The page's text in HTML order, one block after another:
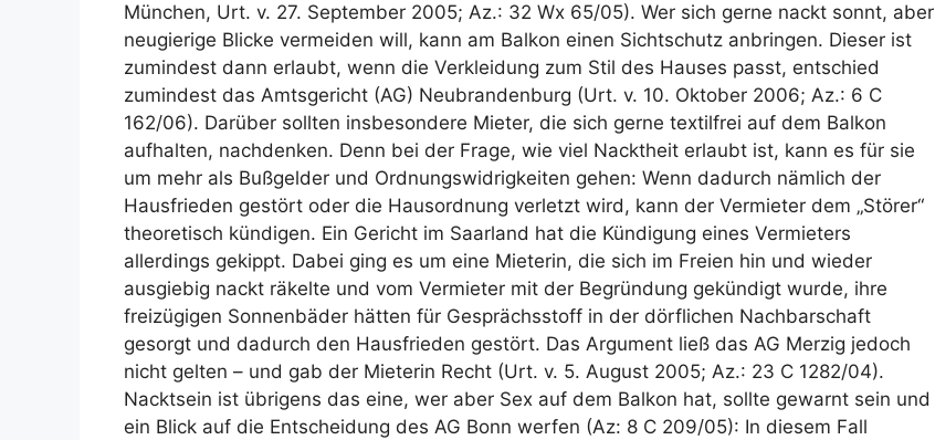
München, Urt. v. 27. September 2005; Az.: 32 Wx 65/05). Wer sich gerne nackt sonnt, aber
neugierige Blicke vermeiden will, kann am Balkon einen Sichtschutz anbringen. Dieser ist
zumindest dann erlaubt, wenn die Verkleidung zum Stil des Hauses passt, entschied
zumindest das Amtsgericht (AG) Neubran­denburg (Urt. v. 10. Oktober 2006; Az.: 6 C
162/06). Darüber sollten insbesondere Mieter, die sich gerne textilfrei auf dem Balkon
aufhalten, nachdenken. Denn bei der Frage, wie viel Nacktheit erlaubt ist, kann es für sie
um mehr als Bußgelder und Ordnungs­wid­rig­keiten gehen: Wenn dadurch nämlich der
Hausfrieden gestört oder die Hausordnung verletzt wird, kann der Vermieter dem „Störer“
theoretisch kündigen. Ein Gericht im Saarland hat die Kündigung eines Vermieters
allerdings gekippt. Dabei ging es um eine Mieterin, die sich im Freien hin und wieder
ausgiebig nackt räkelte und vom Vermieter mit der Begründung gekündigt wurde, ihre
freizügigen Sonnenbäder hätten für Gesprächsstoff in der dörflichen Nachbar­schaft
gesorgt und dadurch den Hausfrieden gestört. Das Argument ließ das AG Merzig jedoch
nicht gelten – und gab der Mieterin Recht (Urt. v. 5. August 2005; Az.: 23 C 1282/04).
Nacktsein ist übrigens das eine, wer aber Sex auf dem Balkon hat, sollte gewarnt sein und
ein Blick auf die Entscheidung des AG Bonn werfen (Az: 8 C 209/05): In diesem Fall